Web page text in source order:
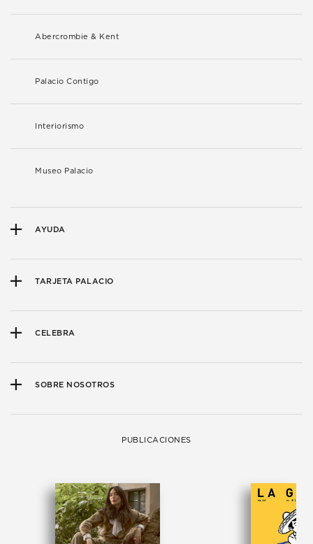
Abercrombie & Kent
Palacio Contigo
Interiorismo
Museo Palacio
AYUDA
TARJETA PALACIO
CELEBRA
SOBRE NOSOTROS
PUBLICACIONES